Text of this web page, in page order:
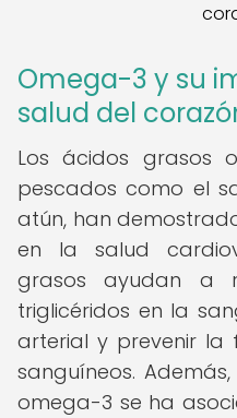
Omega-3 y su
salud del
Los ácidos grasos
pescados como el
atún, han
en la salud
grasos ayudan a
triglicéridos en la
arterial y prevenir la
sanguíneos.
omega-3 se ha